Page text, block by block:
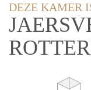
DEZE KAMER